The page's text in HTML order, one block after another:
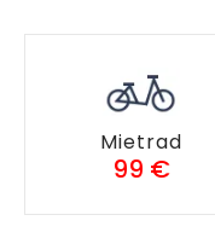
Mietrad
99 €